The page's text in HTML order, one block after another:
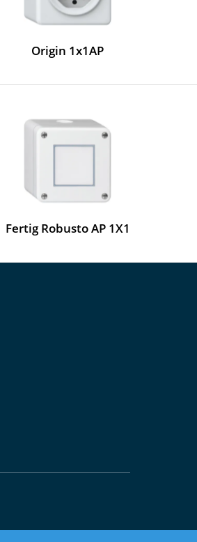
Origin 1x1AP
Fertig Robusto AP 1X1